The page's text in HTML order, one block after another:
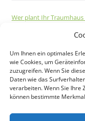
Um Ihnen ein optimales
wie Cookies, um
zuzugreifen. Wenn Sie
Daten wie das
verarbeiten. Wenn Sie Ihre
können bestimmte
Wer plant Ihr
Doppelstabmattenzaun
Die
Beim Hausbau an die
Baurecht und
Wie groß sollte eine
Doppelstabmattenzaun